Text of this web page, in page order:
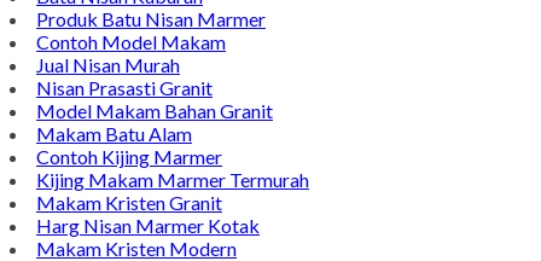
Produk Batu Nisan Marmer
Contoh Model Makam
Jual Nisan Murah
Nisan Prasasti Granit
Model Makam Bahan Granit
Makam Batu Alam
Contoh Kijing Marmer
Kijing Makam Marmer Termurah
Makam Kristen Granit
Harg Nisan Marmer Kotak
Makam Kristen Modern